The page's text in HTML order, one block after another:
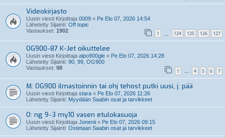
Videokirjasto
Uusin viesti Kirjoittaja 0009 « Pe Elo 07, 2026 14:54
Lähetetty Sijainti: Off topic
Vastaukset: 1902 1 124 125 126 127
OG900-87 K-Jet oikuttelee
Uusin viesti Kirjoittaja alpo900gle « Pe Elo 07, 2026 14:28
Lähetetty Sijainti: 90, 99, OG900
Vastaukset: 98 1 … 4 5 6 7
M: OG900 ilmastoinnin tai ohj tehost putki uusi, j: pää
Uusin viesti Kirjoittaja stara « Pe Elo 07, 2026 11:26
Lähetetty Sijainti: Myydään Saabin osat ja tarvikkeet
O: ng 9-3 my10 vasen etulokasuoja
Uusin viesti Kirjoittaja Jonenii « Pe Elo 07, 2026 09:15
Lähetetty Sijainti: Ostetaan Saabin osat ja tarvikkeet